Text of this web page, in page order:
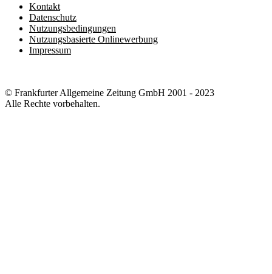
Kontakt
Datenschutz
Nutzungsbedingungen
Nutzungsbasierte Onlinewerbung
Impressum
© Frankfurter Allgemeine Zeitung GmbH 2001 - 2023
Alle Rechte vorbehalten.